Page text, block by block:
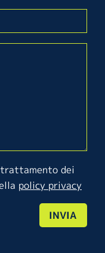
dei
policy privacy
INVIA